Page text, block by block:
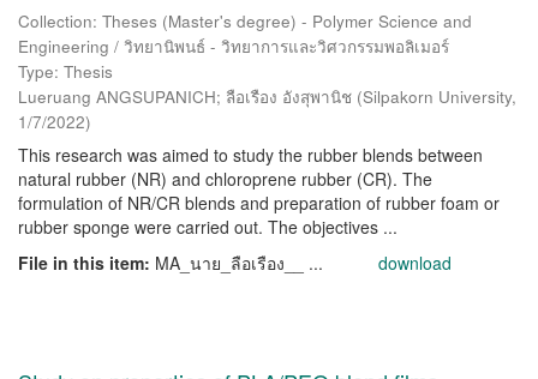
Collection: Theses (Master's degree) - Polymer Science and
Engineering / วิทยานิพนธ์ - วิทยาการและวิศวกรรมพอลิเมอร์
Type: Thesis
Lueruang ANGSUPANICH; ลือเรือง อังสุพานิช (Silpakorn University,
1/7/2022)
This research was aimed to study the rubber blends between
natural rubber (NR) and chloroprene rubber (CR). The
formulation of NR/CR blends and preparation of rubber foam or
rubber sponge were carried out. The objectives ...
File in this item: MA_นาย_ลือเรือง__ ... download